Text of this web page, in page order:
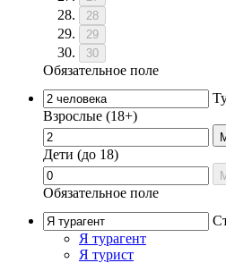
28
29
30
Обязательное поле
Взрослые (18+)
Дети (до 18)
Обязательное поле
Я турагент
Я турист